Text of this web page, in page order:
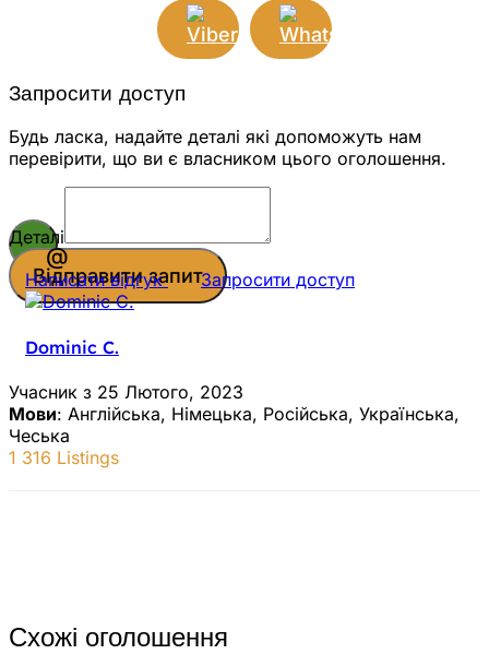
Запросити доступ
Будь ласка, надайте деталі які допоможуть нам
перевірити, що ви є власником цього оголошення.
Деталі
Відправити запит
Написати відгук Запросити доступ
Dominic C.
Учасник з 25 Лютого, 2023
Мови: Англійська, Німецька, Російська, Українська,
Чеська
1 316 Listings
Схожі оголошення